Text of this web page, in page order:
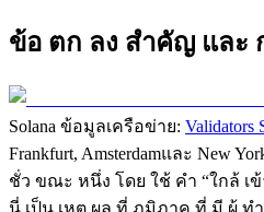
ข้อ ตก ลง สําคัญ และ
Solana ข้อมูลเครือข่าย: Validators
Frankfurt, Amsterdamและ
ชั่ว ขณะ หนึ่ง โดย ใช้ คํา “ใกล้ เ